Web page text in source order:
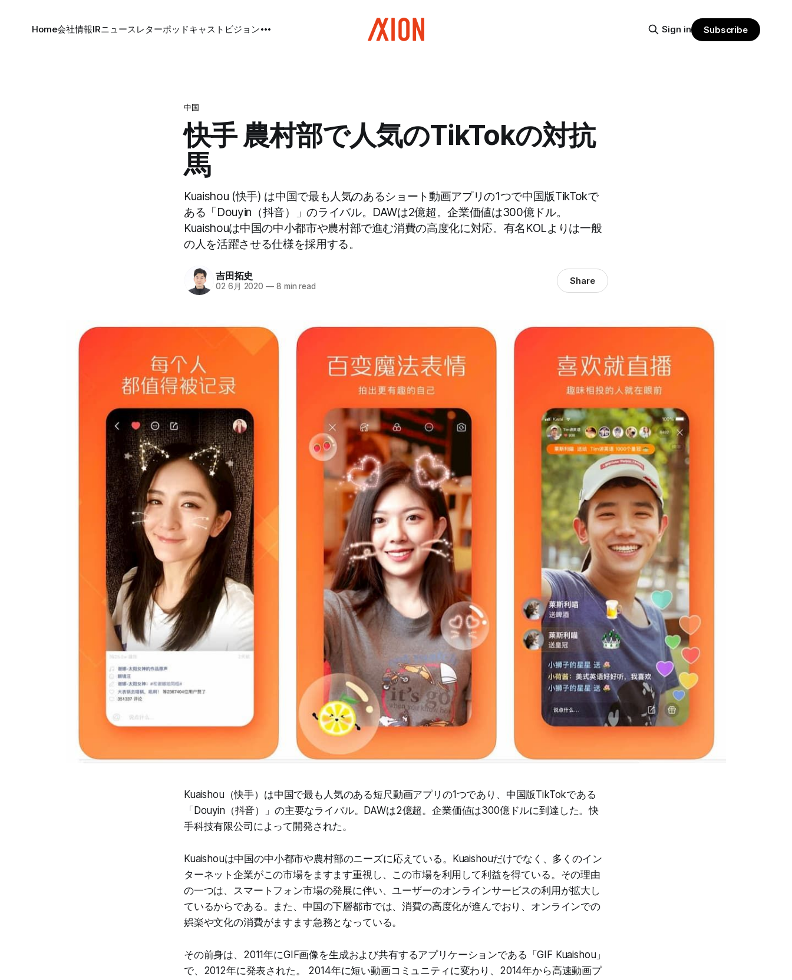
Home会社情報IRニュースレターポッドキャスト ビジョン Sign in Subscribe
中国
快手 農村部で人気のTikTokの対抗
馬
Kuaishou (快手) は中国で最も人気のあるショート動画アプリの1つで中国版TikTokで
ある「Douyin（抖音）」のライバル。DAWは2億超。企業価値は300億ドル。
Kuaishouは中国の中小都市や農村部で進む消費の高度化に対応。有名KOLよりは一般
の人を活躍させる仕様を採用する。
吉田拓史
02 6月 2020 — 8 min read Share
Kuaishou（快手）は中国で最も人気のある短尺動画アプリの1つであり、中国版TikTokである
「Douyin（抖音）」の主要なライバル。DAWは2億超。企業価値は300億ドルに到達した。快
手科技有限公司によって開発された。
Kuaishouは中国の中小都市や農村部のニーズに応えている。Kuaishouだけでなく、多くのイン
ターネット企業がこの市場をますます重視し、この市場を利用して利益を得ている。その理由
の一つは、スマートフォン市場の発展に伴い、ユーザーのオンラインサービスの利用が拡大し
ているからである。また、中国の下層都市では、消費の高度化が進んでおり、オンラインでの
娯楽や文化の消費がますます急務となっている。
その前身は、2011年にGIF画像を生成および共有するアプリケーションである「GIF Kuaishou」
で、2012年に発表された。 2014年に短い動画コミュニティに変わり、2014年から高速動画プ